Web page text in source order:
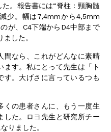
。報告書には“脊柱：頸胸髄
少。幅は7,4mmから4,5mm
が、C4下端からD4中部まで
した。
間なら、これがどんなに素晴
ます。私にとって先生は「ト
す。大げさに言っているつも
くの患者さんに、もう一度生
した。ロヨ先生と研究所チー
りました。